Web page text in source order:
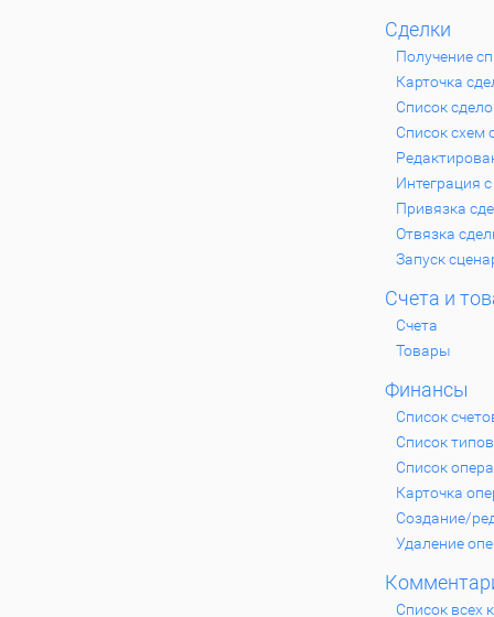
Сделки
Получение
Карточка
Список
Список схем
Интеграция
Привязка
Отвязка
Запуск
Счета и
Счета
Товары
Финансы
Список
Список
Список
Карточка
Создание/
Удаление
Список всех